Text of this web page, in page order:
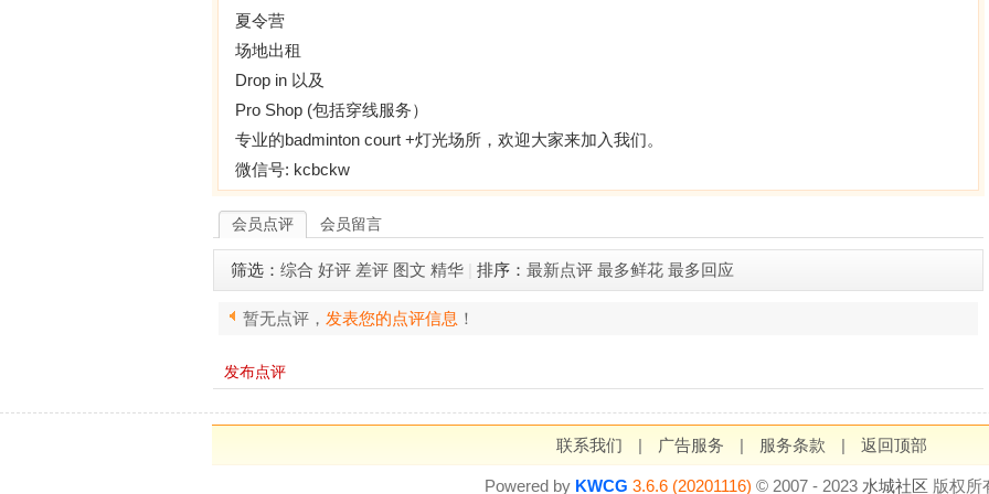
夏令营
场地出租
Drop in 以及
Pro Shop (包括穿线服务）
专业的badminton court +灯光场所，欢迎大家来加入我们。
微信号: kcbckw
会员点评 会员留言
筛选： 综合 好评 差评 图文 精华 排序： 最新点评 最多鲜花 最多回应
暂无点评， 发表您的点评信息 ！
发布点评
联系我们 | 广告服务 | 服务条款 | 返回顶部
Powered by KWCG 3.6.6 (20201116) © 2007 - 2023 水城社区 版权所